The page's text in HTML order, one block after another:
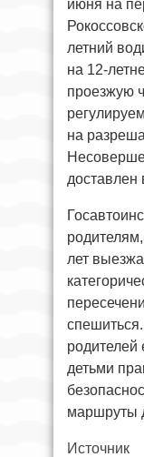
июня на
летний
на 12-
проезжую
на
доставлен
лет
родителей
детьми
маршруты
Источник